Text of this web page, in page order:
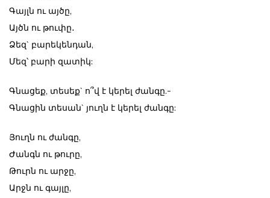
Գայլն ու այծը,
Այծն ու թուփը․
Ձեզ` բարեկենդան,
Մեզ՝ բարի զատիկ:
Գնացեք, տեսեք` ո՞վ է կերել ժանգը.-
Գնացին տեսան` յուղն է կերել ժանգը:
Յուղն ու ժանգը,
Ժանգն ու թուրը,
Թուրն ու արջը,
Արջն ու գայլը,